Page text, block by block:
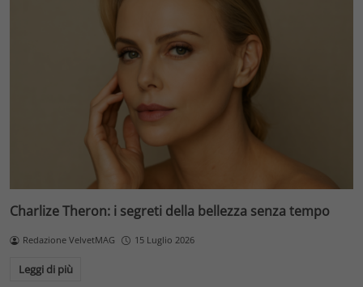
Charlize Theron: i segreti della bellezza senza tempo
Redazione VelvetMAG 15 Luglio 2026
Leggi di più